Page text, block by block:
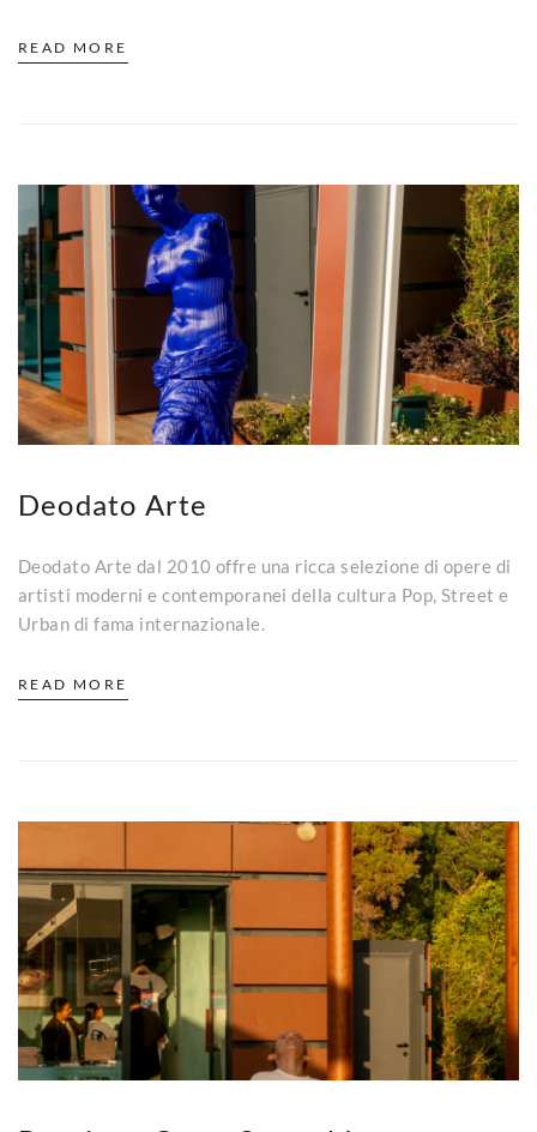
READ MORE
Deodato Arte
Deodato Arte dal 2010 offre una ricca selezione di opere di
artisti moderni e contemporanei della cultura Pop, Street e
Urban di fama internazionale.
READ MORE